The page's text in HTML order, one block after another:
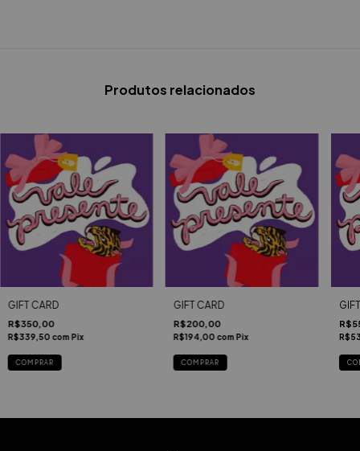
Produtos relacionados
GIFT CARD
R$350,00
R$339,50 com Pix
GIFT CARD
R$200,00
R$194,00 com Pix